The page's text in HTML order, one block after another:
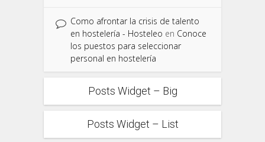
Como afrontar la crisis de talento
en hostelería - Hosteleo en Conoce
los puestos para seleccionar
personal en hostelería
Posts Widget – Big
Posts Widget – List